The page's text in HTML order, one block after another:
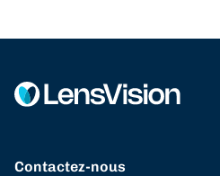
Contactez-nous